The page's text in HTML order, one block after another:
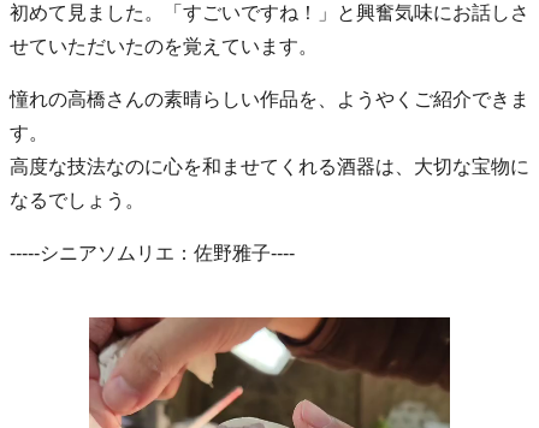
初めて見ました。「すごいですね！」と興奮気味にお話しさ
せていただいたのを覚えています。
憧れの高橋さんの素晴らしい作品を、ようやくご紹介できま
す。
高度な技法なのに心を和ませてくれる酒器は、大切な宝物に
なるでしょう。
-----シニアソムリエ：佐野雅子----